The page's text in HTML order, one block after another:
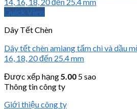
Quick View
Dây Tết Chèn
Dây tết chèn amiang tẩm chì và dầu
16, 18, 20 đến 25.4 mm
Được xếp hạng5.00 5 sao
Thông tin công ty
Giới thiệu công ty